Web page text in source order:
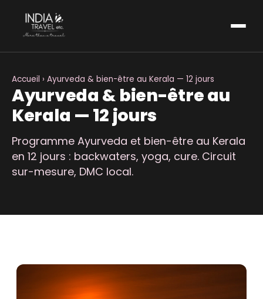
Accueil › Ayurveda & bien-être au Kerala — 12 jours
Ayurveda & bien-être au
Kerala — 12 jours
Programme Ayurveda et bien-être au Kerala
en 12 jours : backwaters, yoga, cure. Circuit
sur-mesure, DMC local.